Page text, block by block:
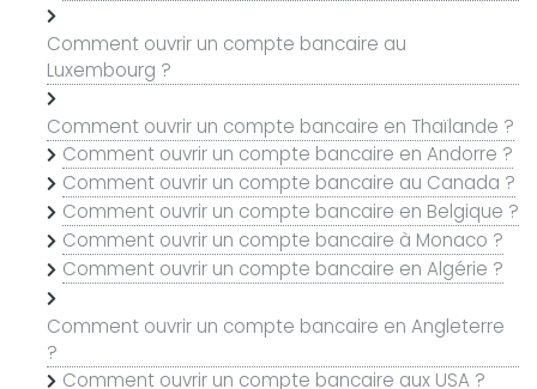
Comment ouvrir un compte bancaire au
Luxembourg ?
Comment ouvrir un compte bancaire en Thaïlande ?
Comment ouvrir un compte bancaire en Andorre ?
Comment ouvrir un compte bancaire au Canada ?
Comment ouvrir un compte bancaire en Belgique ?
Comment ouvrir un compte bancaire à Monaco ?
Comment ouvrir un compte bancaire en Algérie ?
Comment ouvrir un compte bancaire en Angleterre
?
Comment ouvrir un compte bancaire aux USA ?